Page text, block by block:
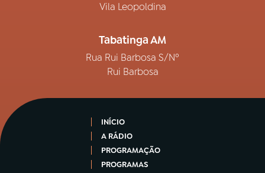
Vila Leopoldina
Tabatinga AM
Rua Rui Barbosa S/Nº
Rui Barbosa
INÍCIO
A RÁDIO
PROGRAMAÇÃO
PROGRAMAS